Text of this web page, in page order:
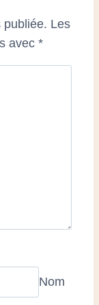
publiée. Les
avec *
Nom